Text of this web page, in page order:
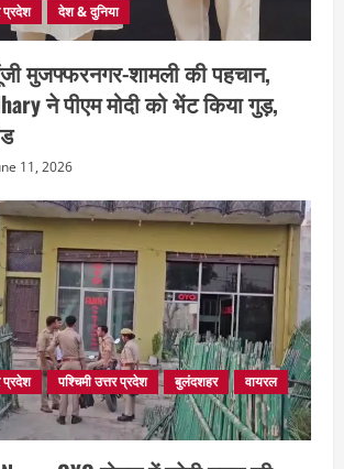
प्रदेश देश & दुनिया
मुजफ्फरनगर-शामली की पहचान,
ने पीएम मोदी को भेंट किया गुड़,
11, 2026
प्रदेश पश्चिमी उत्तर प्रदेश बुलंदशहर
वायरल